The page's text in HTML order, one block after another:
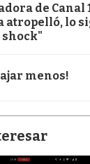
de Canal
atropelló, lo
shock"
menos!